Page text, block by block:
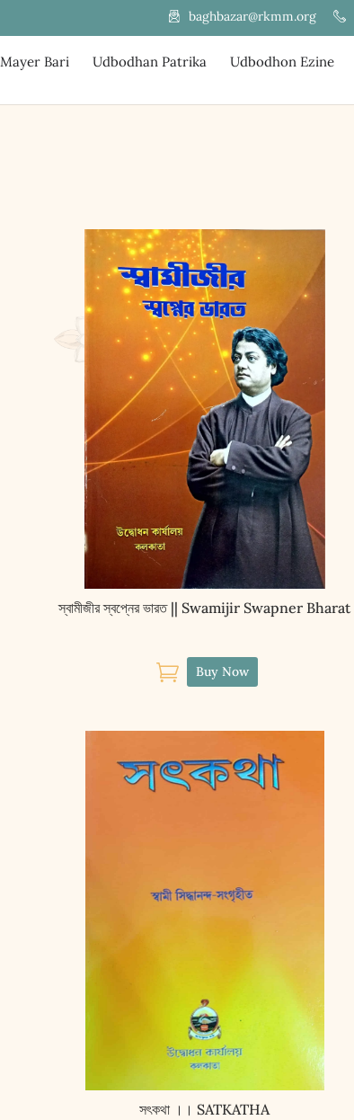
baghbazar@rkmm.org
Mayer Bari Udbodhan Patrika Udbodhon Ezine
স্বামীজীর স্বপ্নের ভারত || Swamijir Swapner Bharat
 Buy Now
সৎকথা ।। SATKATHA